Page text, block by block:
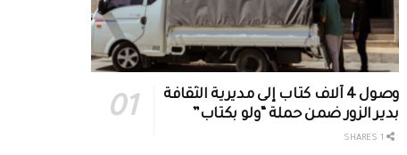
وصول 4 آلاف كتاب إلى مديرية الثقافة
بدير الزور ضمن حملة “ولو بكتاب”